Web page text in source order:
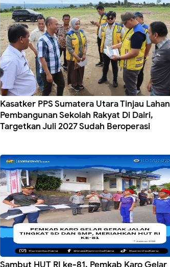
Kasatker PPS Sumatera Utara Tinjau Lahan
Pembangunan Sekolah Rakyat Di Dairi,
Targetkan Juli 2027 Sudah Beroperasi
Sambut HUT RI ke-81, Pemkab Karo Gelar